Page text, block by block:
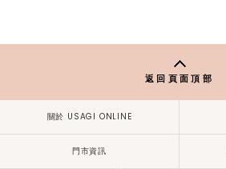
返回頁面頂部
關於 USAGI ONLINE
門市資訊